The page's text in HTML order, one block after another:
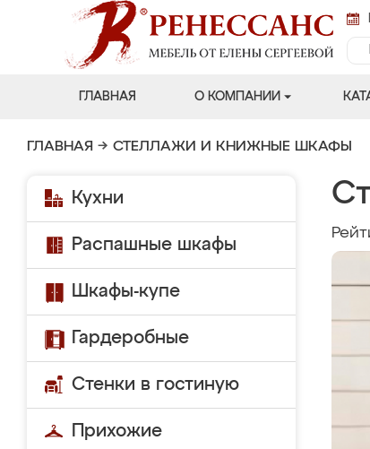
ГЛАВНАЯ О КОМПАНИИ
ГЛАВНАЯ → СТЕЛЛАЖИ И КНИЖНЫЕ ШКАФЫ
Кухни
Распашные шкафы
Шкафы-купе
Гардеробные
Стенки в гостиную
Прихожие